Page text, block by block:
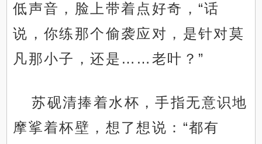
低声音，脸上带着点好奇，“话
说，你练那个偷袭应对，是针对莫
凡那小子，还是……老叶？”
苏砚清捧着水杯，手指无意识地
摩挲着杯壁，想了想说：“都有